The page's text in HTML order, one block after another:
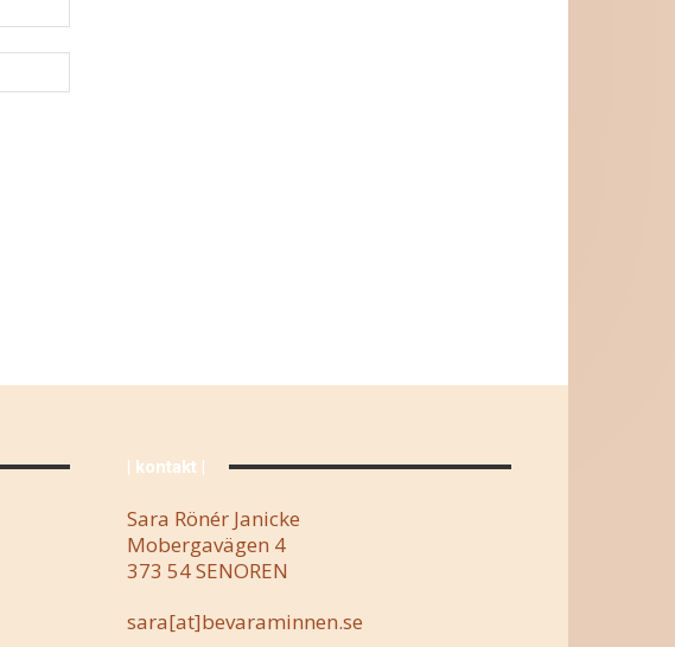
| kontakt |
Sara Rönér Janicke
Mobergavägen 4
373 54 SENOREN
sara[at]bevaraminnen.se